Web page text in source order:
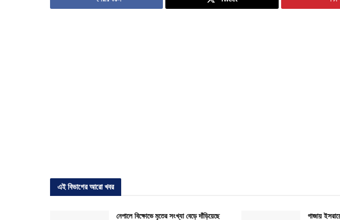
এই বিভাগের আরো খবর
নেপালে বিক্ষোভে মৃতের সংখ্যা বেড়ে দাঁড়িয়েছে গাজায়